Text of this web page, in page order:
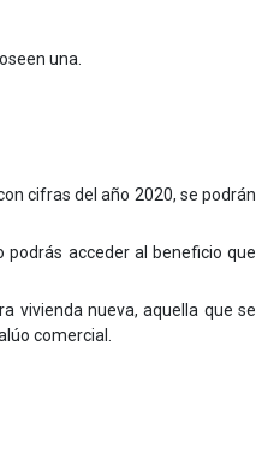
una.
cifras del año 2020, se podrán
podrás acceder al beneficio que
vivienda nueva, aquella que se
comercial.